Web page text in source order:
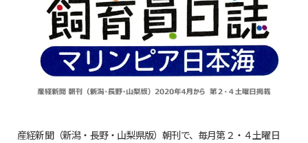
産経新聞（新潟・長野・山梨県版）朝刊で、毎月第２・４土曜日